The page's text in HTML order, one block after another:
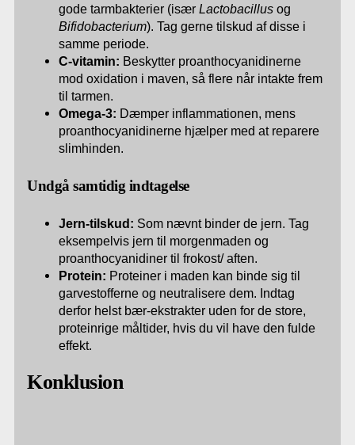
gode tarmbakterier (isærLactobacillus og
Bifidobacterium). Tag gerne tilskud af disse i
samme periode.
C-vitamin: Beskytter proanthocyanidinerne
mod oxidation i maven, så flere når intakte frem
til tarmen.
Omega-3: Dæmper inflammationen, mens
proanthocyanidinerne hjælper med at reparere
slimhinden.
Undgå samtidig indtagelse
Jern-tilskud: Som nævnt binder de jern. Tag
eksempelvis jern til morgenmaden og
proanthocyanidiner til frokost/ aften.
Protein: Proteiner i maden kan binde sig til
garvestofferne og neutralisere dem. Indtag
derfor helst bær-ekstrakter uden for de store,
proteinrige måltider, hvis du vil have den fulde
effekt.
Konklusion